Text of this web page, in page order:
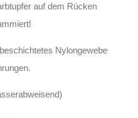
auf dem Rücken
Nylongewebe